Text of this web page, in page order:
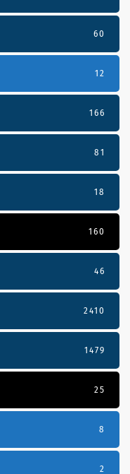
60
12
166
81
18
160
46
2410
1479
25
8
2